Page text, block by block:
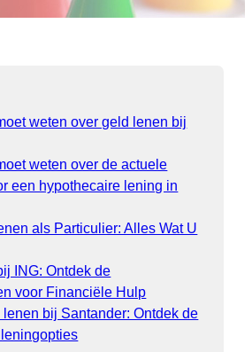
weten over geld lenen bij
weten over de actuele
een hypothecaire lening in
als Particulier: Alles Wat U
ING: Ontdek de
voor Financiële Hulp
bij Santander: Ontdek de